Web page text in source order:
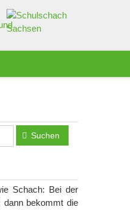
Suchen
Schach: Bei der
dann bekommt die